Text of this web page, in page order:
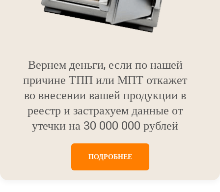
Вернем деньги, если по нашей
причине ТПП или МПТ откажет
во внесении вашей продукции в
реестр и застрахуем данные от
утечки на 30 000 000 рублей
ПОДРОБНЕЕ